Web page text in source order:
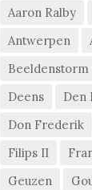
Aaron Ralby
Antwerpen
Beeldenstorm
Deens
Den
Don Frederik
Filips II
Geuzen